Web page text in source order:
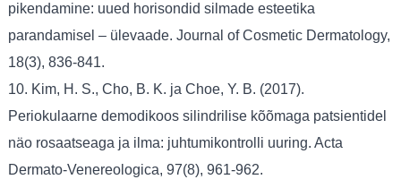
pikendamine: uued horisondid silmade esteetika
parandamisel – ülevaade. Journal of Cosmetic Dermatology,
18(3), 836-841.
10. Kim, H. S., Cho, B. K. ja Choe, Y. B. (2017).
Periokulaarne demodikoos silindrilise kõõmaga patsientidel
näo rosaatseaga ja ilma: juhtumikontrolli uuring. Acta
Dermato-Venereologica, 97(8), 961-962.